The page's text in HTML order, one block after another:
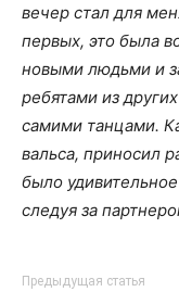
вечер стал для
первых, это была
новыми людьми и
ребятами из
самими танцами.
вальса, приносил
было удивительное
следуя за
Предыдущая статья